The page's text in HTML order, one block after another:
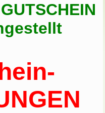
GUTSCHEIN